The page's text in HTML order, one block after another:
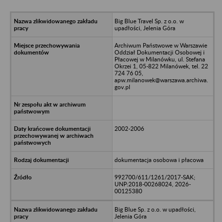
Big Blue Travel Sp. z o.o. w
upadłości, Jelenia Góra
Archiwum Państwowe w Warszawie
Oddział Dokumentacji Osobowej i
Płacowej w Milanówku, ul. Stefana
Okrzei 1, 05-822 Milanówek, tel. 22
724 76 05,
apw.milanowek@warszawa.archiwa.
gov.pl
2002-2006
dokumentacja osobowa i płacowa
992700/611/1261/2017-SAK;
UNP:2018-00268024, 2026-
00125380
Big Blue Sp. z o.o. w upadłości,
Jelenia Góra